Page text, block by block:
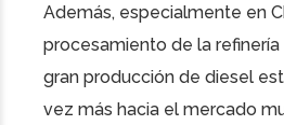
Además, especialmente en
procesamiento de la
gran producción de diesel
vez más hacia el mercado